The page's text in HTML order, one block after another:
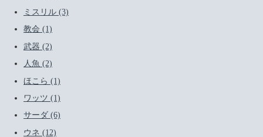
ミスリル (3)
教会 (1)
武器 (2)
人魚 (2)
ほこら (1)
ワッツ (1)
サーダ (6)
ウネ (12)